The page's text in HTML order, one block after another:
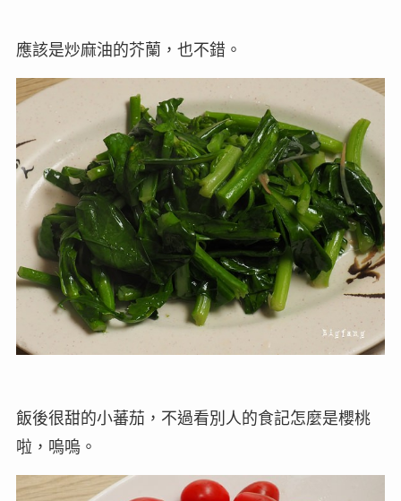
應該是炒麻油的芥蘭，也不錯。
飯後很甜的小蕃茄，不過看別人的食記怎麼是櫻桃
啦，嗚嗚。